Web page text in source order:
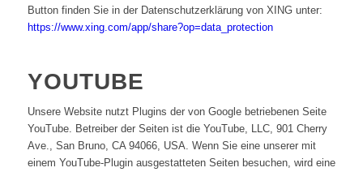
Button finden Sie in der Datenschutzerklärung von XING unter:
https://www.xing.com/app/share?op=data_protection
YOUTUBE
Unsere Website nutzt Plugins der von Google betriebenen Seite
YouTube. Betreiber der Seiten ist die YouTube, LLC, 901 Cherry
Ave., San Bruno, CA 94066, USA. Wenn Sie eine unserer mit
einem YouTube-Plugin ausgestatteten Seiten besuchen, wird eine